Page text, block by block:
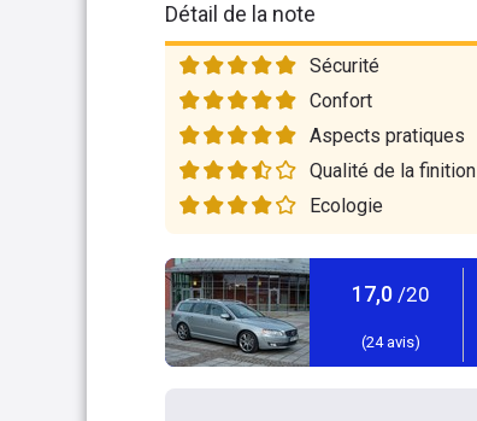
Détail de la note
Sécurité
Confort
Aspects pratiques
Qualité de la finition
Ecologie
17,0 /20
(24avis)